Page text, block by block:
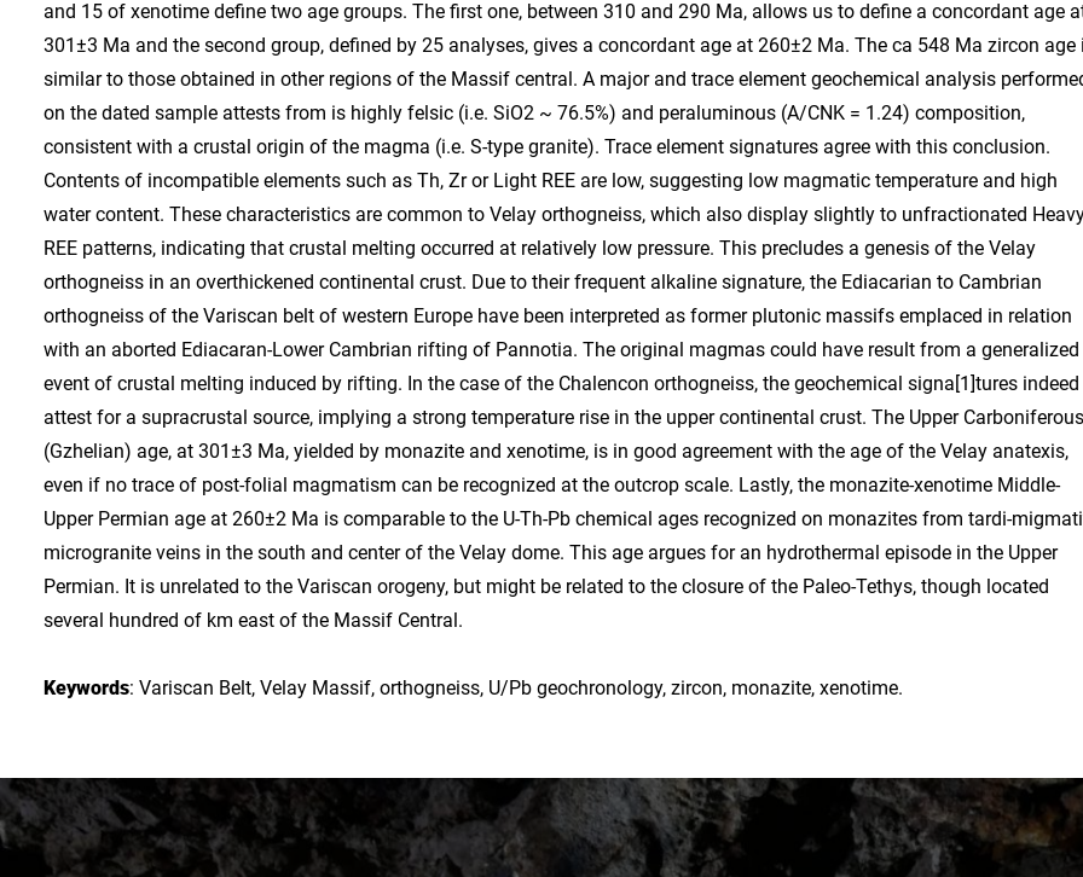
and 15 of xenotime define two age groups. The first one, between 310 and 290 Ma, allows us to define a concordant age
301±3 Ma and the second group, defined by 25 analyses, gives a concordant age at 260±2 Ma. The ca 548 Ma zircon age
similar to those obtained in other regions of the Massif central. A major and trace element geochemical analysis
on the dated sample attests from is highly felsic (i.e. SiO2 ~ 76.5%) and peraluminous (A/CNK = 1.24) composition,
consistent with a crustal origin of the magma (i.e. S-type granite). Trace element signatures agree with this conclusion.
Contents of incompatible elements such as Th, Zr or Light REE are low, suggesting low magmatic temperature and high
water content. These characteristics are common to Velay orthogneiss, which also display slightly to unfractionated
REE patterns, indicating that crustal melting occurred at relatively low pressure. This precludes a genesis of the Velay
orthogneiss in an overthickened continental crust. Due to their frequent alkaline signature, the Ediacarian to Cambrian
orthogneiss of the Variscan belt of western Europe have been interpreted as former plutonic massifs emplaced in relation
with an aborted Ediacaran-Lower Cambrian rifting of Pannotia. The original magmas could have result from a generalized
event of crustal melting induced by rifting. In the case of the Chalencon orthogneiss, the geochemical signa[1]tures indeed
attest for a supracrustal source, implying a strong temperature rise in the upper continental crust. The Upper Carboniferous
(Gzhelian) age, at 301±3 Ma, yielded by monazite and xenotime, is in good agreement with the age of the Velay anatexis,
even if no trace of post-folial magmatism can be recognized at the outcrop scale. Lastly, the monazite-xenotime Middle-
Upper Permian age at 260±2 Ma is comparable to the U-Th-Pb chemical ages recognized on monazites from tardi-
microgranite veins in the south and center of the Velay dome. This age argues for an hydrothermal episode in the Upper
Permian. It is unrelated to the Variscan orogeny, but might be related to the closure of the Paleo-Tethys, though located
several hundred of km east of the Massif Central.
Keywords: Variscan Belt, Velay Massif, orthogneiss, U/Pb geochronology, zircon, monazite, xenotime.